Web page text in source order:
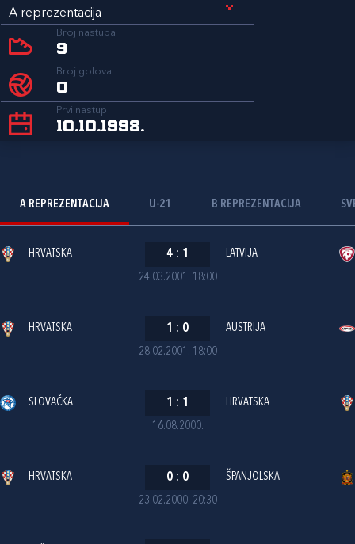
A reprezentacija
Broj nastupa
9
Broj golova
0
Prvi nastup
10.10.1998.
A REPREZENTACIJA U-21 B REPREZENTACIJA
24.03.2001. 18:00
HRVATSKA 4 : 1 LATVIJA
28.02.2001. 18:00
HRVATSKA 1 : 0 AUSTRIJA
16.08.2000.
SLOVAČKA 1 : 1 HRVATSKA
23.02.2000. 20:30
HRVATSKA 0 : 0 ŠPANJOLSKA